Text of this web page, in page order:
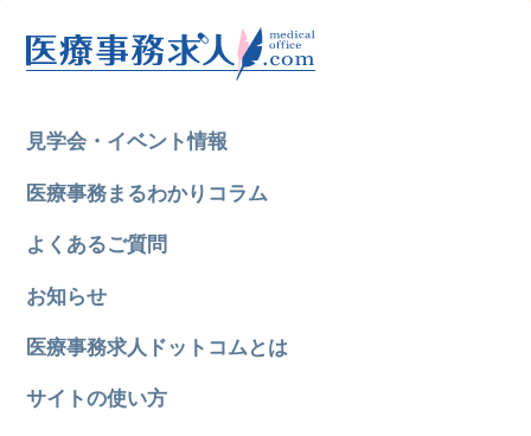
見学会・イベント情報
医療事務まるわかりコラム
よくあるご質問
お知らせ
医療事務求人ドットコムとは
サイトの使い方